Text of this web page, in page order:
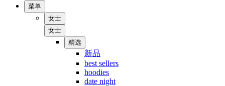
菜单
女士
女士
精选
新品
best sellers
hoodies
date night